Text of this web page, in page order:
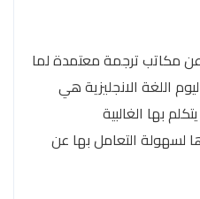
عن مكاتب ترجمة معتمدة لما
اللغة الانجليزية هي
بها الغالبية
لسهولة التعامل بها عن